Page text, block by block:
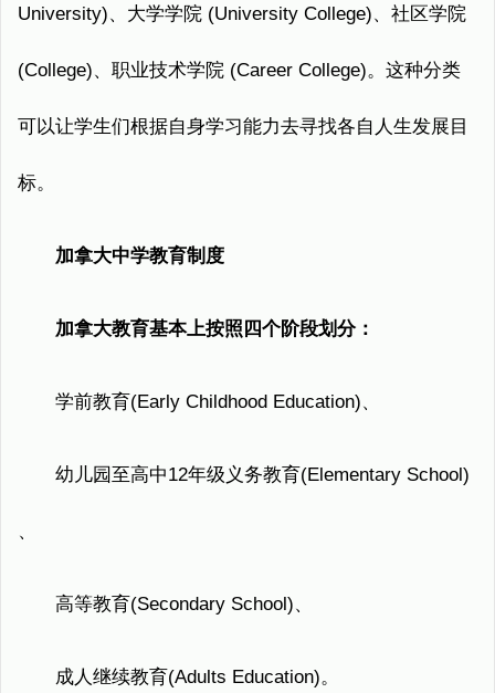
University)、大学学院 (University College)、社区学院
(College)、职业技术学院 (Career College)。这种分类
可以让学生们根据自身学习能力去寻找各自人生发展目
标。
加拿大中学教育制度
加拿大教育基本上按照四个阶段划分：
学前教育(Early Childhood Education)、
幼儿园至高中12年级义务教育(Elementary School)
、
高等教育(Secondary School)、
成人继续教育(Adults Education)。